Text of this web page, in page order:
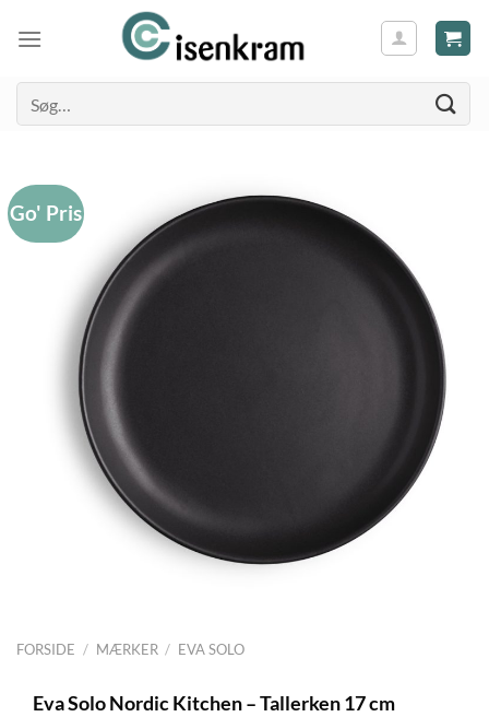
efter:
FORSIDE / MÆRKER / EVA SOLO
Go' Pris
Eva Solo Nordic Kitchen – Tallerken 17 cm